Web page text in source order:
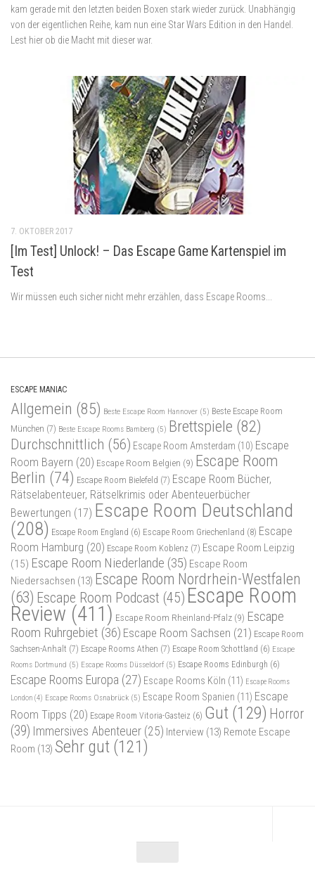
kam gerade mit den letzten beiden Boxen stark wieder zurück. Unabhängig
von der eigentlichen Reihe, kam nun eine Star Wars Edition in den Handel.
Lest hier ob die Macht mit dieser war.
7. OKTOBER 2017
[Im Test] Unlock! – Das Escape Game Kartenspiel im
Test
Wir müssen euch sicher nicht mehr erzählen, dass Escape Rooms...
ESCAPE MANIAC
Allgemein (85) Beste Escape Room Hannover (5) Beste Escape Room
München (7) Beste Escape Rooms Bamberg (5) Brettspiele (82)
Durchschnittlich (56) Escape Room Amsterdam (10) Escape
Room Bayern (20) Escape Room Belgien (9) Escape Room
Berlin (74) Escape Room Bielefeld (7) Escape Room Bücher,
Rätselabenteuer, Rätselkrimis oder Abenteuerbücher
Bewertungen (17) Escape Room Deutschland
(208) Escape Room England (6) Escape Room Griechenland (8) Escape
Room Hamburg (20) Escape Room Koblenz (7) Escape Room Leipzig
(15) Escape Room Niederlande (35) Escape Room
Niedersachsen (13) Escape Room Nordrhein-Westfalen
(63) Escape Room Podcast (45) Escape Room
Review (411) Escape Room Rheinland-Pfalz (9) Escape
Room Ruhrgebiet (36) Escape Room Sachsen (21) Escape Room
Sachsen-Anhalt (7) Escape Rooms Athen (7) Escape Room Schottland (6) Escape
Rooms Dortmund (5) Escape Rooms Düsseldorf (5) Escape Rooms Edinburgh (6)
Escape Rooms Europa (27) Escape Rooms Köln (11) Escape Rooms
London (4) Escape Rooms Osnabrück (5) Escape Room Spanien (11) Escape
Room Tipps (20) Escape Room Vitoria-Gasteiz (6) Gut (129) Horror
(39) Immersives Abenteuer (25) Interview (13) Remote Escape
Room (13) Sehr gut (121)